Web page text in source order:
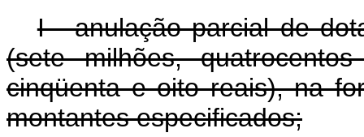
I - anulação parcial de
(sete milhões,
cinqüenta e oito reais), na
montantes especificados;